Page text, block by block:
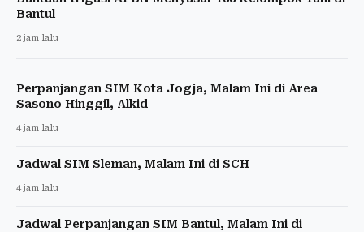
Bantul
2 jam lalu
Perpanjangan SIM Kota Jogja, Malam Ini di Area
Sasono Hinggil, Alkid
4 jam lalu
Jadwal SIM Sleman, Malam Ini di SCH
4 jam lalu
Jadwal Perpanjangan SIM Bantul, Malam Ini di